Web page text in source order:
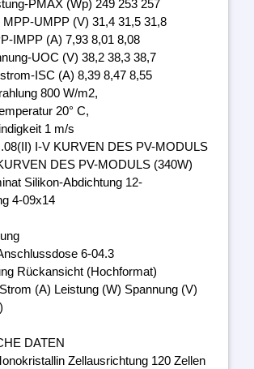
PMAX (Wp) 249 253 257
MPP-UMPP (V) 31,4 31,5 31,8
IMPP (A) 7,93 8,01 8,08
UOC (V) 38,2 38,3 38,7
ISC (A) 8,39 8,47 8,55
800 W/m2,
20° C,
1 m/s
I-V KURVEN DES PV-MODULS
DES PV-MODULS (340W)
Silikon-Abdichtung 12-
4-09x14
6-04.3
Rückansicht (Hochformat)
(A) Leistung (W) Spannung (V)
DATEN
Zellausrichtung 120 Zellen